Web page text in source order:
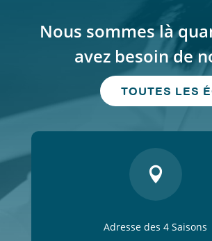
Nous sommes là
avez besoin de
TOUTES LES

Adresse des 4 Saisons